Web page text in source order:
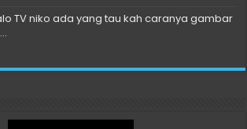
TV niko ada yang tau kah caranya gambar